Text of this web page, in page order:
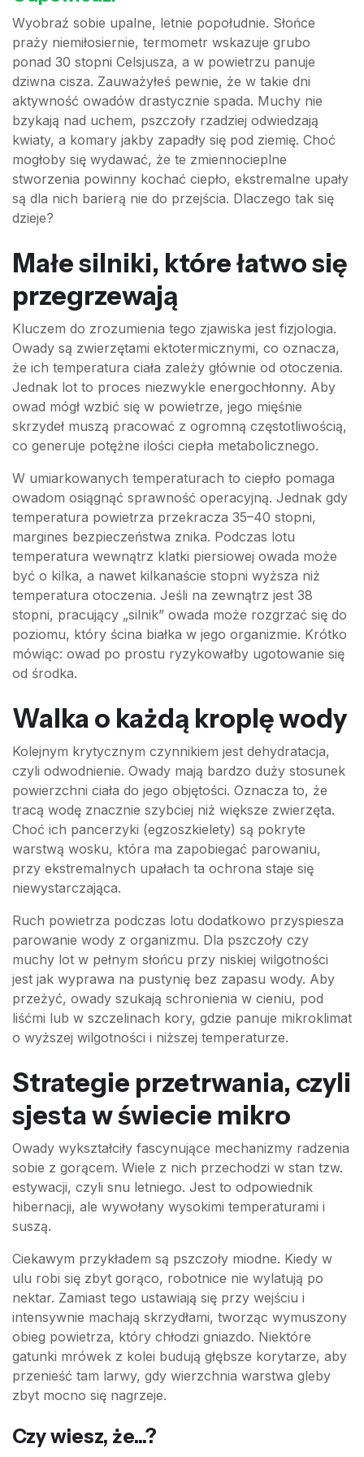
Wyobraź sobie upalne, letnie popołudnie. Słońce
praży niemiłosiernie, termometr wskazuje grubo
ponad 30 stopni Celsjusza, a w powietrzu panuje
dziwna cisza. Zauważyłeś pewnie, że w takie dni
aktywność owadów drastycznie spada. Muchy nie
bzykają nad uchem, pszczoły rzadziej odwiedzają
kwiaty, a komary jakby zapadły się pod ziemię. Choć
mogłoby się wydawać, że te zmiennocieplne
stworzenia powinny kochać ciepło, ekstremalne upały
są dla nich barierą nie do przejścia. Dlaczego tak się
dzieje?
Małe silniki, które łatwo się
przegrzewają
Kluczem do zrozumienia tego zjawiska jest fizjologia.
Owady są zwierzętami ektotermicznymi, co oznacza,
że ich temperatura ciała zależy głównie od otoczenia.
Jednak lot to proces niezwykle energochłonny. Aby
owad mógł wzbić się w powietrze, jego mięśnie
skrzydeł muszą pracować z ogromną częstotliwością,
co generuje potężne ilości ciepła metabolicznego.
W umiarkowanych temperaturach to ciepło pomaga
owadom osiągnąć sprawność operacyjną. Jednak gdy
temperatura powietrza przekracza 35–40 stopni,
margines bezpieczeństwa znika. Podczas lotu
temperatura wewnątrz klatki piersiowej owada może
być o kilka, a nawet kilkanaście stopni wyższa niż
temperatura otoczenia. Jeśli na zewnątrz jest 38
stopni, pracujący „silnik” owada może rozgrzać się do
poziomu, który ścina białka w jego organizmie. Krótko
mówiąc: owad po prostu ryzykowałby ugotowanie się
od środka.
Walka o każdą kroplę wody
Kolejnym krytycznym czynnikiem jest dehydratacja,
czyli odwodnienie. Owady mają bardzo duży stosunek
powierzchni ciała do jego objętości. Oznacza to, że
tracą wodę znacznie szybciej niż większe zwierzęta.
Choć ich pancerzyki (egzoszkielety) są pokryte
warstwą wosku, która ma zapobiegać parowaniu,
przy ekstremalnych upałach ta ochrona staje się
niewystarczająca.
Ruch powietrza podczas lotu dodatkowo przyspiesza
parowanie wody z organizmu. Dla pszczoły czy
muchy lot w pełnym słońcu przy niskiej wilgotności
jest jak wyprawa na pustynię bez zapasu wody. Aby
przeżyć, owady szukają schronienia w cieniu, pod
liśćmi lub w szczelinach kory, gdzie panuje mikroklimat
o wyższej wilgotności i niższej temperaturze.
Strategie przetrwania, czyli
sjesta w świecie mikro
Owady wykształciły fascynujące mechanizmy radzenia
sobie z gorącem. Wiele z nich przechodzi w stan tzw.
estywacji, czyli snu letniego. Jest to odpowiednik
hibernacji, ale wywołany wysokimi temperaturami i
suszą.
Ciekawym przykładem są pszczoły miodne. Kiedy w
ulu robi się zbyt gorąco, robotnice nie wylatują po
nektar. Zamiast tego ustawiają się przy wejściu i
intensywnie machają skrzydłami, tworząc wymuszony
obieg powietrza, który chłodzi gniazdo. Niektóre
gatunki mrówek z kolei budują głębsze korytarze, aby
przenieść tam larwy, gdy wierzchnia warstwa gleby
zbyt mocno się nagrzeje.
Czy wiesz, że...?